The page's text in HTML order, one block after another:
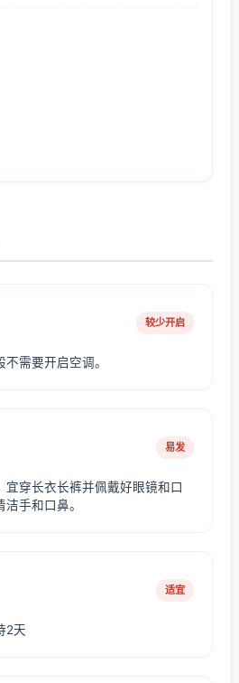
较少开启
需要开启空调。
易发
宜穿长衣长裤并佩戴好眼镜和口
手和口鼻。
适宜
2天